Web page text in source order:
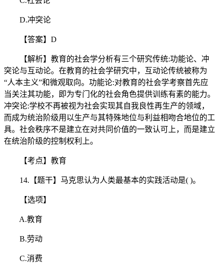
D.冲突论
【答案】D
【解析】教育的社会学分析有三个研究传统:功能论、冲
突论与互动论。在教育的社会学研究中，互动论传统被称为
“人本主义”和微观取向。功能论:对教育的社会学考察首先应
当关注其功能，即为专门化的社会角色提供训练有素的能力。
冲突论:学校不再被视为社会实现其自我良性再生产的领域，
而成为统治阶级用以生产与其特殊地位与利益相吻合地位的工
具。社会秩序不是建立在对共同价值的一致认可上，而是建立
在统治阶级的控制权利上。
【考点】教育
14.【题干】马克思认为人类最基本的实践活动是( )。
【选项】
A.教育
B.劳动
C.消费